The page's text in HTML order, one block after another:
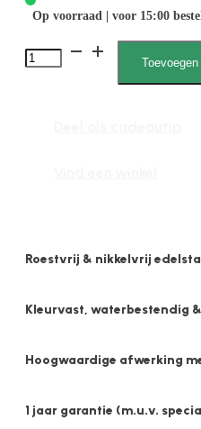
Op voorraad | voor 15:00
1927
Roestvrij & nikkelvrij
Kleurvast, waterbestendig
Hoogwaardige afwerking
1 jaar garantie (m.u.v.